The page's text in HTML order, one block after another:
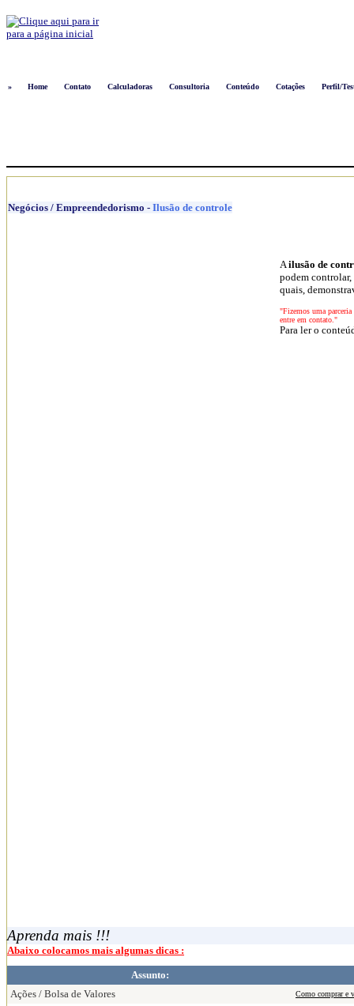
»
Home Contato Calculadoras Consultoria Conteúdo Cotações Perfil/
Negócios / Empreendedorismo - Ilusão de controle
Ailusão de
podem
quais,
"Fizemos uma
entre em contato."
Para ler o
Aprenda mais !!!
Abaixo colocamos mais algumas dicas :
Assunto:
Ações / Bolsa de Valores
Como comprar e